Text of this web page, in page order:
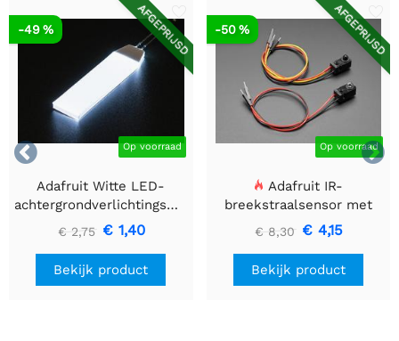


AFGEPRIJSD
Op voorraad
-49 %
Adafruit Witte LED-
achtergrondverlichtingsmodule
- Klein 12 mm x 40 mm
€ 2,75 € 1,40
Bekijk product
AFGEPRIJSD
Op voorraad
-50 %
Adafruit IR-
breekstraalsensor met
premium draadheader
header einden - 5 mm
LED's
€ 8,30 € 4,15
Bekijk product